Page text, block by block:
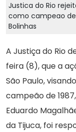
Justica do Rio
como campeao de
Bolinhas
A Justiça do Rio
feira (8), que a
São Paulo,
campeão de
Eduardo
da Tijuca, foi